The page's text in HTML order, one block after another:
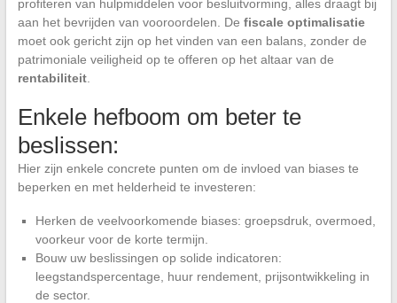
profiteren van hulpmiddelen voor besluitvorming, alles draagt bij
aan het bevrijden van vooroordelen. De fiscale optimalisatie
moet ook gericht zijn op het vinden van een balans, zonder de
patrimoniale veiligheid op te offeren op het altaar van de
rentabiliteit.
Enkele hefboom om beter te
beslissen:
Hier zijn enkele concrete punten om de invloed van biases te
beperken en met helderheid te investeren:
Herken de veelvoorkomende biases: groepsdruk, overmoed,
voorkeur voor de korte termijn.
Bouw uw beslissingen op solide indicatoren:
leegstandspercentage, huur rendement, prijsontwikkeling in
de sector.